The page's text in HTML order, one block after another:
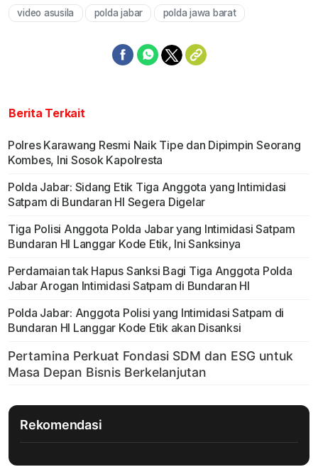
video asusila polda jabar polda jawa barat
Berita Terkait
Polres Karawang Resmi Naik Tipe dan Dipimpin Seorang
Kombes, Ini Sosok Kapolresta
Polda Jabar: Sidang Etik Tiga Anggota yang Intimidasi
Satpam di Bundaran HI Segera Digelar
Tiga Polisi Anggota Polda Jabar yang Intimidasi Satpam
Bundaran HI Langgar Kode Etik, Ini Sanksinya
Perdamaian tak Hapus Sanksi Bagi Tiga Anggota Polda
Jabar Arogan Intimidasi Satpam di Bundaran HI
Polda Jabar: Anggota Polisi yang Intimidasi Satpam di
Bundaran HI Langgar Kode Etik akan Disanksi
Rekomendasi